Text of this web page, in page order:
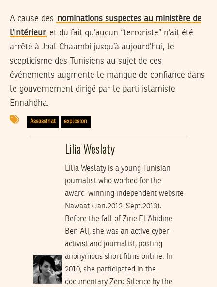
A cause des nominations suspectes au ministère de
l’Intérieur et du fait qu’aucun “terroriste” n’ait été
arrêté à Jbal Chaambi jusqu’à aujourd’hui, le
scepticisme des Tunisiens au sujet de ces
événements augmente le manque de confiance dans
le gouvernement dirigé par le parti islamiste
Ennahdha.
Assassinat explosion
Lilia Weslaty
Lilia Weslaty is a young Tunisian
journalist who worked for the
award-winning independent website
Nawaat (Jan.2012-Sept.2013).
Before the fall of Zine El Abidine
Ben Ali, she was an active cyber-
activist and journalist, posting
anonymous short films online. In
2010, she participated in the
documentary Zero Silence by the